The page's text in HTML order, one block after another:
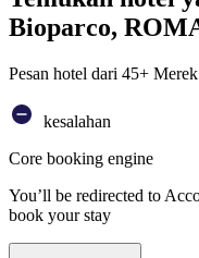
Bioparco,
Pesan hotel dari 45+
kesalahan
Core booking engine
You’ll be redirected to
book your stay